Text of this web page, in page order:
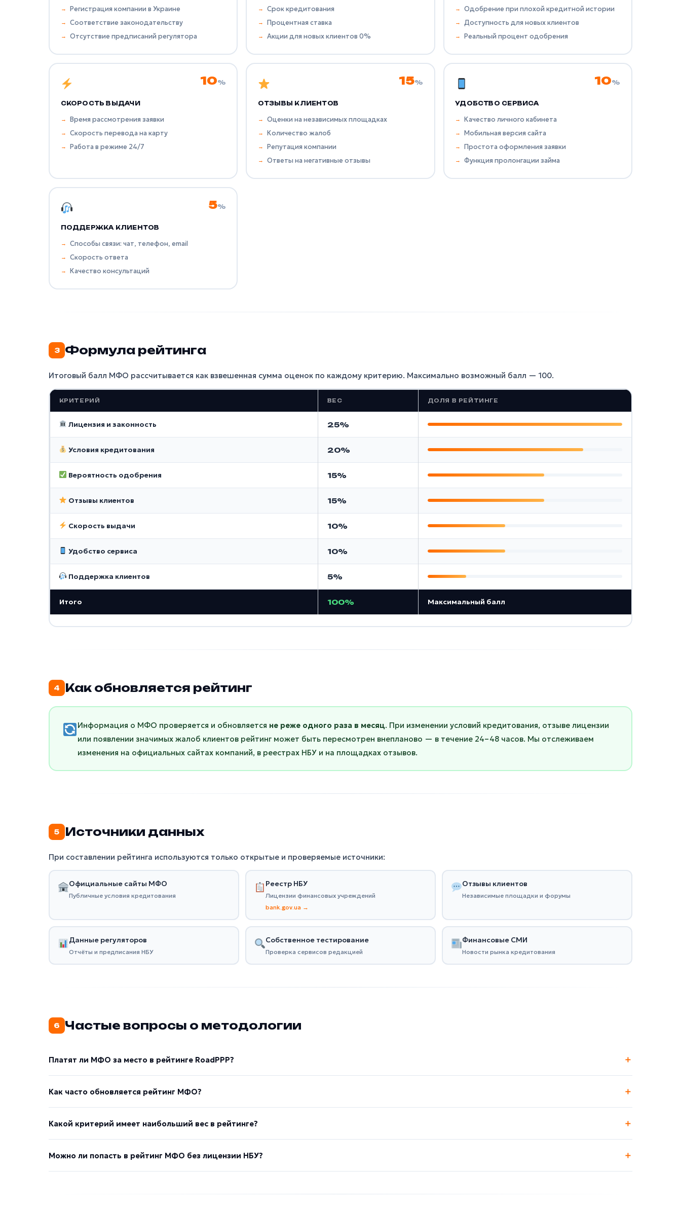
Регистрация компании в Украине
Соответствие законодательству
Отсутствие предписаний регулятора
Срок кредитования
Процентная ставка
Акции для новых клиентов 0%
Одобрение при плохой кредитной истории
Доступность для новых клиентов
Реальный процент одобрения
10%
СКОРОСТЬ ВЫДАЧИ
Время рассмотрения заявки
Скорость перевода на карту
Работа в режиме 24/7
15%
ОТЗЫВЫ КЛИЕНТОВ
Оценки на независимых площадках
Количество жалоб
Репутация компании
Ответы на негативные отзывы
10%
УДОБСТВО СЕРВИСА
Качество личного кабинета
Мобильная версия сайта
Простота оформления заявки
Функция пролонгации займа
5%
ПОДДЕРЖКА КЛИЕНТОВ
Способы связи: чат, телефон, email
Скорость ответа
Качество консультаций
3 Формула рейтинга
Итоговый балл МФО рассчитывается как взвешенная сумма оценок по каждому критерию. Максимально возможный балл — 100.
КРИТЕРИЙ ВЕС ДОЛЯ В РЕЙТИНГЕ
Лицензия и законность 25%
Условия кредитования 20%
Вероятность одобрения 15%
Отзывы клиентов 15%
Скорость выдачи 10%
Удобство сервиса 10%
Поддержка клиентов 5%
Итого 100% Максимальный балл
4 Как обновляется рейтинг
Информация о МФО проверяется и обновляется не реже одного раза в месяц. При изменении условий кредитования, отзыве лицензии
или появлении значимых жалоб клиентов рейтинг может быть пересмотрен внепланово — в течение 24–48 часов. Мы отслеживаем
изменения на официальных сайтах компаний, в реестрах НБУ и на площадках отзывов.
5 Источники данных
При составлении рейтинга используются только открытые и проверяемые источники:
Официальные сайты МФО
Публичные условия кредитования
Реестр НБУ
Лицензии финансовых учреждений
bank.gov.ua →
Отзывы клиентов
Независимые площадки и форумы
Данные регуляторов
Отчёты и предписания НБУ
Собственное тестирование
Проверка сервисов редакцией
Финансовые СМИ
Новости рынка кредитования
6 Частые вопросы о методологии
Платят ли МФО за место в рейтинге RoadPPP?
Как часто обновляется рейтинг МФО?
Какой критерий имеет наибольший вес в рейтинге?
Можно ли попасть в рейтинг МФО без лицензии НБУ?